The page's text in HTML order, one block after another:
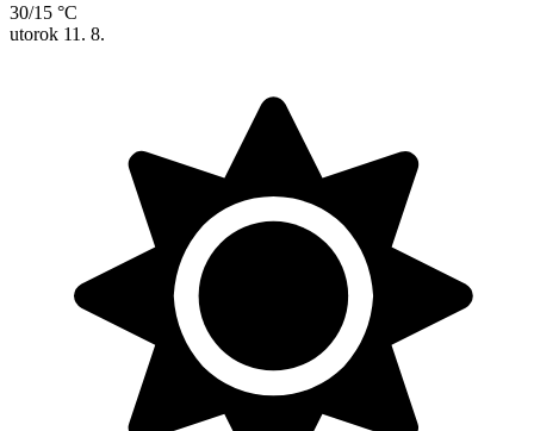
30/15 °C
utorok 11. 8.